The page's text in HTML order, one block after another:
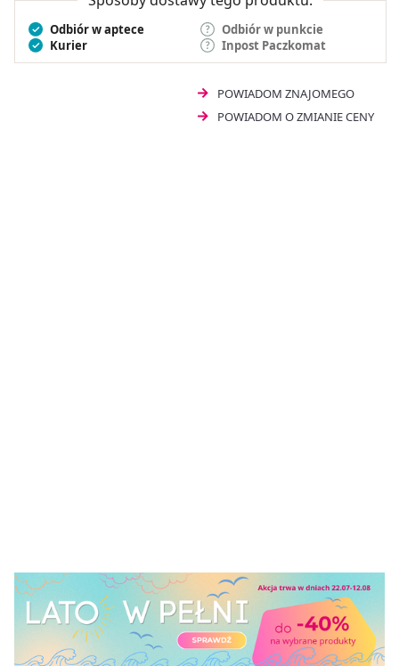
Odbiór w aptece
Odbiór w punkcie
Kurier
Inpost Paczkomat
POWIADOM ZNAJOMEGO
POWIADOM O ZMIANIE CENY